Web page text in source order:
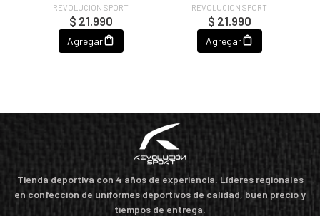
REVOLUCION SPORT
$ 21.990
Agregar
REVOLUCION SPORT
$ 21.990
Agregar
Tienda deportiva con 4 años de experiencia. Líderes regionales
en confección de uniformes deportivos de calidad, buen precio y
tiempos de entrega.